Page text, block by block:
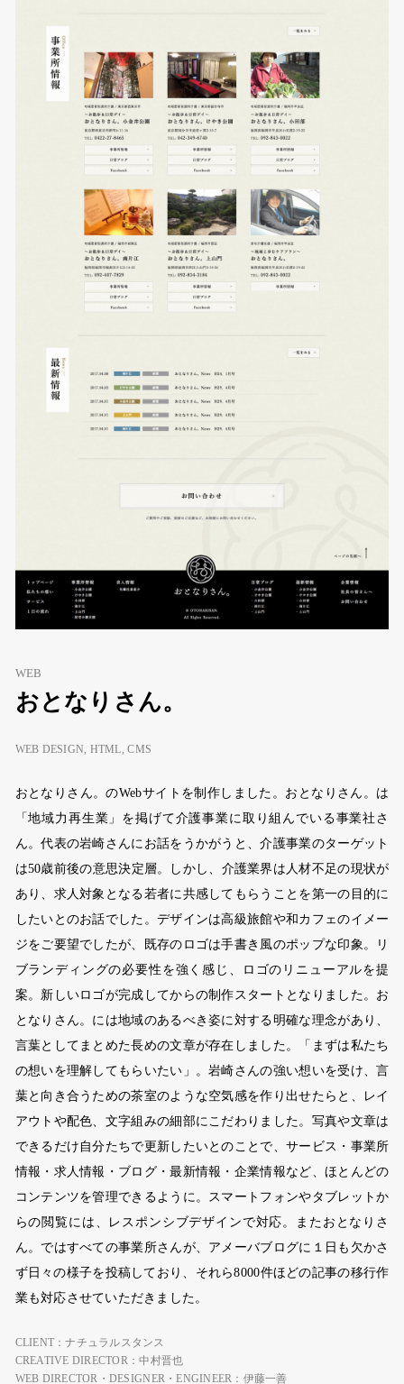
WEB
おとなりさん。
WEB DESIGN, HTML, CMS
おとなりさん。のWebサイトを制作しました。おとなりさん。は
「地域力再生業」を掲げて介護事業に取り組んでいる事業社さ
ん。代表の岩崎さんにお話をうかがうと、介護事業のターゲット
は50歳前後の意思決定層。しかし、介護業界は人材不足の現状が
あり、求人対象となる若者に共感してもらうことを第一の目的に
したいとのお話でした。デザインは高級旅館や和カフェのイメー
ジをご要望でしたが、既存のロゴは手書き風のポップな印象。リ
ブランディングの必要性を強く感じ、ロゴのリニューアルを提
案。新しいロゴが完成してからの制作スタートとなりました。お
となりさん。には地域のあるべき姿に対する明確な理念があり、
言葉としてまとめた長めの文章が存在しました。「まずは私たち
の想いを理解してもらいたい」。岩崎さんの強い想いを受け、言
葉と向き合うための茶室のような空気感を作り出せたらと、レイ
アウトや配色、文字組みの細部にこだわりました。写真や文章は
できるだけ自分たちで更新したいとのことで、サービス・事業所
情報・求人情報・ブログ・最新情報・企業情報など、ほとんどの
コンテンツを管理できるように。スマートフォンやタブレットか
らの閲覧には、レスポンシブデザインで対応。またおとなりさ
ん。ではすべての事業所さんが、アメーバブログに１日も欠かさ
ず日々の様子を投稿しており、それら8000件ほどの記事の移行作
業も対応させていただきました。
CLIENT：ナチュラルスタンス
CREATIVE DIRECTOR：中村晋也
WEB DIRECTOR・DESIGNER・ENGINEER：伊藤一善